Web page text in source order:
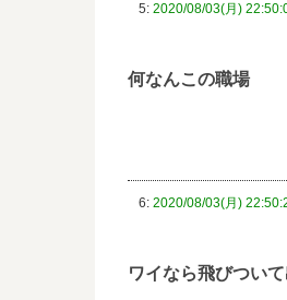
5: 2020/08/03(月)
何なんこの職場
6: 2020/08/03(月)
ワイなら飛びつい